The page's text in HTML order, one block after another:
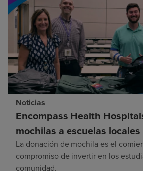
Noticias
Encompass Health
mochilas a escuelas locales
La donación de mochila es el
compromiso de invertir en los
comunidad.